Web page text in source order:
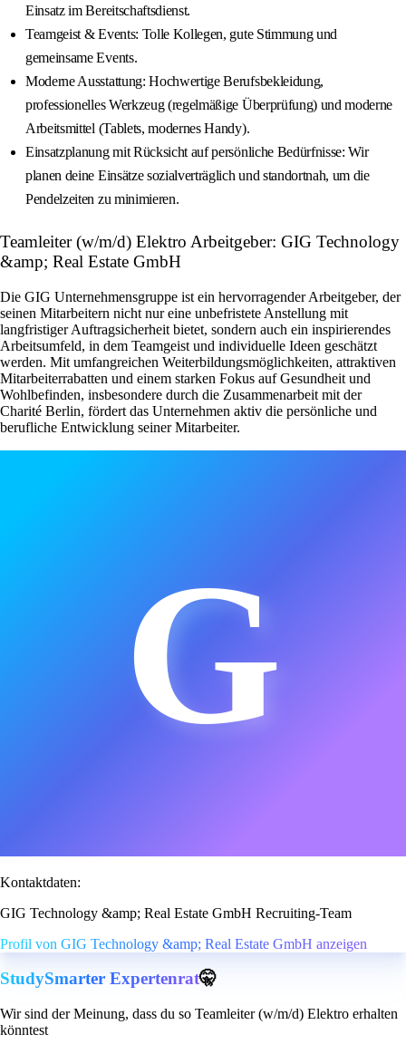
Einsatz im Bereitschaftsdienst.
Teamgeist & Events: Tolle Kollegen, gute Stimmung und
gemeinsame Events.
Moderne Ausstattung: Hochwertige Berufsbekleidung,
professionelles Werkzeug (regelmäßige Überprüfung) und moderne
Arbeitsmittel (Tablets, modernes Handy).
Einsatzplanung mit Rücksicht auf persönliche Bedürfnisse: Wir
planen deine Einsätze sozialverträglich und standortnah, um die
Pendelzeiten zu minimieren.
Teamleiter (w/m/d) Elektro Arbeitgeber: GIG Technology
&amp; Real Estate GmbH
Die GIG Unternehmensgruppe ist ein hervorragender Arbeitgeber, der
seinen Mitarbeitern nicht nur eine unbefristete Anstellung mit
langfristiger Auftragsicherheit bietet, sondern auch ein inspirierendes
Arbeitsumfeld, in dem Teamgeist und individuelle Ideen geschätzt
werden. Mit umfangreichen Weiterbildungsmöglichkeiten, attraktiven
Mitarbeiterrabatten und einem starken Fokus auf Gesundheit und
Wohlbefinden, insbesondere durch die Zusammenarbeit mit der
Charité Berlin, fördert das Unternehmen aktiv die persönliche und
berufliche Entwicklung seiner Mitarbeiter.
G
Kontaktdaten:
GIG Technology &amp; Real Estate GmbH Recruiting-Team
Profil von GIG Technology &amp; Real Estate GmbH anzeigen
StudySmarter Expertenrat🤫
Wir sind der Meinung, dass du so Teamleiter (w/m/d) Elektro erhalten
könntest